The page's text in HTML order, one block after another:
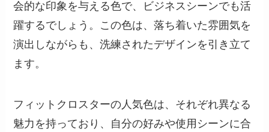
会的な印象を与える色で、ビジネスシーンでも活
躍するでしょう。この色は、落ち着いた雰囲気を
演出しながらも、洗練されたデザインを引き立て
ます。
フィットクロスターの人気色は、それぞれ異なる
魅力を持っており、自分の好みや使用シーンに合